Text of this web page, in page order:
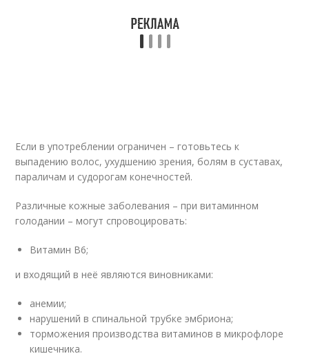
Если в употреблении ограничен – готовьтесь к
выпадению волос, ухудшению зрения, болям в суставах,
параличам и судорогам конечностей.
Различные кожные заболевания – при витаминном
голодании – могут спровоцировать:
Витамин В6;
и входящий в неё являются виновниками:
анемии;
нарушений в спинальной трубке эмбриона;
торможения производства витаминов в микрофлоре
кишечника.